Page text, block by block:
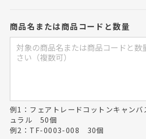
商品名または商品コードと数量
例1：フェアトレードコットンキャンバ
ュラル 50個
例2：TF-0003-008 30個